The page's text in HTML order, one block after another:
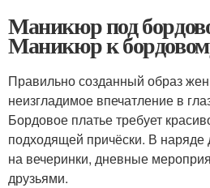
Маникюр под
Маникюр к
Правильно созданный образ
неизгладимое впечатление в
Бордовое платье требует
подходящей причёски. В наряде
на вечеринки, дневные
друзьями.